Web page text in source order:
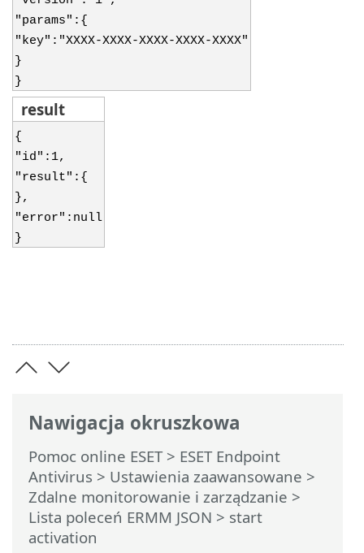
Nawigacja okruszkowa
Pomoc online ESET> ESET Endpoint
Antivirus > Ustawienia zaawansowane >
Zdalne monitorowanie i zarządzanie >
Lista poleceń ERMM JSON > start
activation
"params":{
"key":"XXXX-XXXX-XXXX-XXXX-XXXX"
}
}
result
{
"id":1,
"result":{
},
"error":null
}